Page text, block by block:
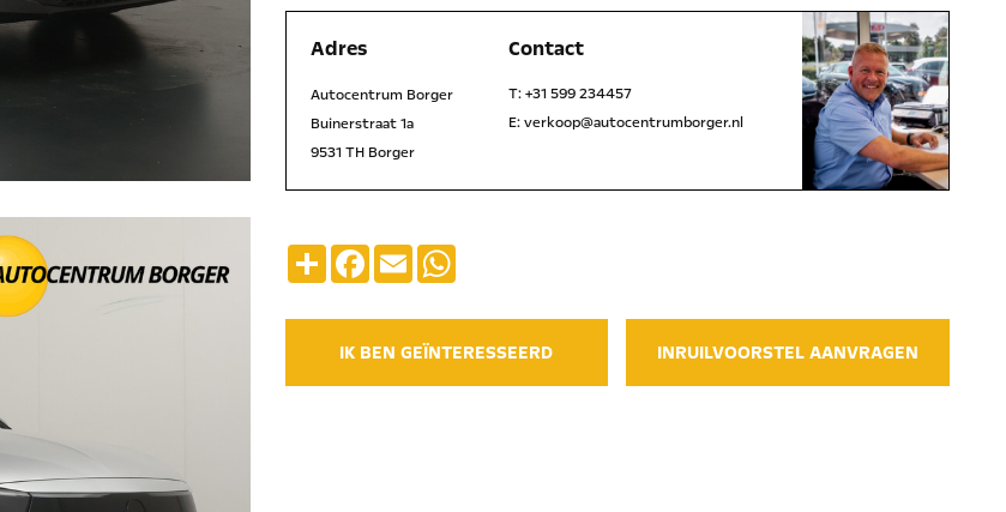
Adres
Autocentrum Borger
Buinerstraat 1a
9531 TH Borger
Contact
T:+31 599 234457
E:verkoop@autocentrumborger.nl
DeelFacebook
EmailWhatsApp
IK BEN GEÏNTERESSEERD INRUILVOORSTEL AANVRAGEN